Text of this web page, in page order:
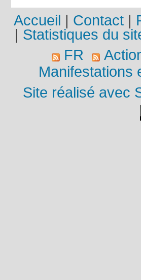
Accueil | Contact |
| Statistiques du
FR
Manifestations
Site réalisé avec